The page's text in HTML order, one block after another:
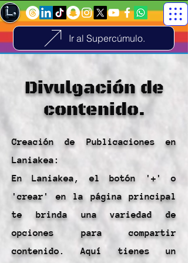
Ir al Supercúmulo.
Divulgación de
contenido.
Creación de Publicaciones en
Laniakea:
En Laniakea, el botón '+' o
'crear' en la página principal
te brinda una variedad de
opciones para compartir
contenido. Aquí tienes un